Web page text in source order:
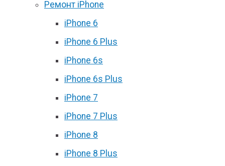
Ремонт iPhone
iPhone 6
iPhone 6 Plus
iPhone 6s
iPhone 6s Plus
iPhone 7
iPhone 7 Plus
iPhone 8
iPhone 8 Plus